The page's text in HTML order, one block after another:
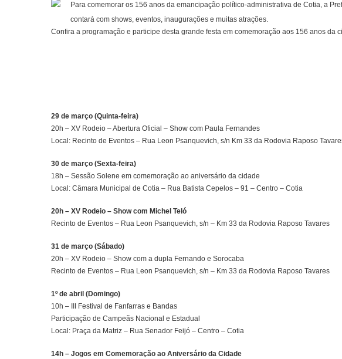
Para comemorar os 156 anos da emancipação político-administrativa de Cotia, a
contará com shows, eventos, inaugurações e muitas atrações.
Confira a programação e participe desta grande festa em comemoração aos 156 anos da
29 de março (Quinta-feira)
20h – XV Rodeio – Abertura Oficial – Show com Paula Fernandes
Local: Recinto de Eventos – Rua Leon Psanquevich, s/n Km 33 da Rodovia Raposo
30 de março (Sexta-feira)
18h – Sessão Solene em comemoração ao aniversário da cidade
Local: Câmara Municipal de Cotia – Rua Batista Cepelos – 91 – Centro – Cotia
20h – XV Rodeio – Show com Michel Teló
Recinto de Eventos – Rua Leon Psanquevich, s/n – Km 33 da Rodovia Raposo Tavares
31 de março (Sábado)
20h – XV Rodeio – Show com a dupla Fernando e Sorocaba
Recinto de Eventos – Rua Leon Psanquevich, s/n – Km 33 da Rodovia Raposo Tavares
1º de abril (Domingo)
10h – III Festival de Fanfarras e Bandas
Participação de Campeãs Nacional e Estadual
Local: Praça da Matriz – Rua Senador Feijó – Centro – Cotia
14h – Jogos em Comemoração ao Aniversário da Cidade